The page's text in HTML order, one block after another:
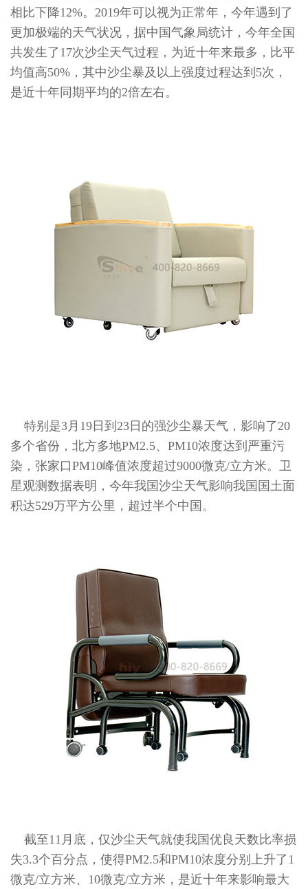
相比下降12%。2019年可以视为正常年，今年遇到了
更加极端的天气状况，据中国气象局统计，今年全国
共发生了17次沙尘天气过程，为近十年来最多，比平
均值高50%，其中沙尘暴及以上强度过程达到5次，
是近十年同期平均的2倍左右。
特别是3月19日到23日的强沙尘暴天气，影响了20
多个省份，北方多地PM2.5、PM10浓度达到严重污
染，张家口PM10峰值浓度超过9000微克/立方米。卫
星观测数据表明，今年我国沙尘天气影响我国国土面
积达529万平方公里，超过半个中国。
截至11月底，仅沙尘天气就使我国优良天数比率损
失3.3个百分点，使得PM2.5和PM10浓度分别上升了1
微克/立方米、10微克/立方米，是近十年来影响最大